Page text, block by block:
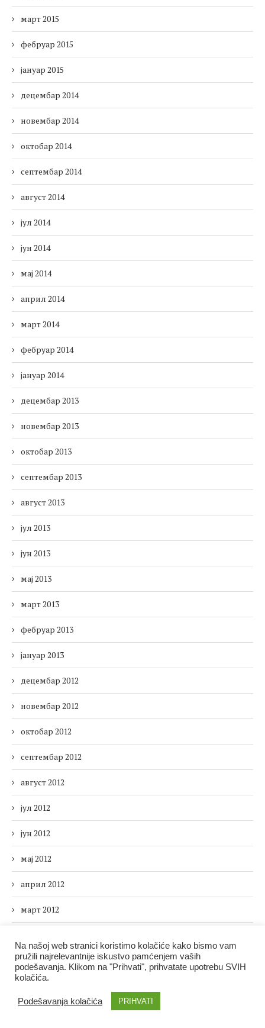
март 2015
фебруар 2015
јануар 2015
децембар 2014
новембар 2014
октобар 2014
септембар 2014
август 2014
јул 2014
јун 2014
мај 2014
април 2014
март 2014
фебруар 2014
јануар 2014
децембар 2013
новембар 2013
октобар 2013
септембар 2013
август 2013
јул 2013
јун 2013
мај 2013
март 2013
фебруар 2013
јануар 2013
децембар 2012
новембар 2012
октобар 2012
септембар 2012
август 2012
јул 2012
јун 2012
мај 2012
април 2012
март 2012
јануар 2012
Na našoj web stranici koristimo kolačiće kako bismo vam
pružili najrelevantnije iskustvo pamćenjem vaših
podešavanja. Klikom na "Prihvati", prihvatate upotrebu SVIH
kolačića.
Podešavanja kolačića PRIHVATI